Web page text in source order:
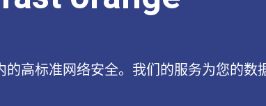
高标准网络安全。我们的服务为您的数